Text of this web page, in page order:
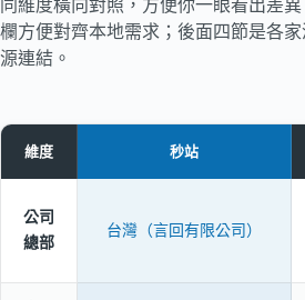
同維度橫向對照，方便你一眼看出差
欄方便對齊本地需求；後面四節是各
源連結。
維度 秒站
公司
總部
台灣（言回有限公司）